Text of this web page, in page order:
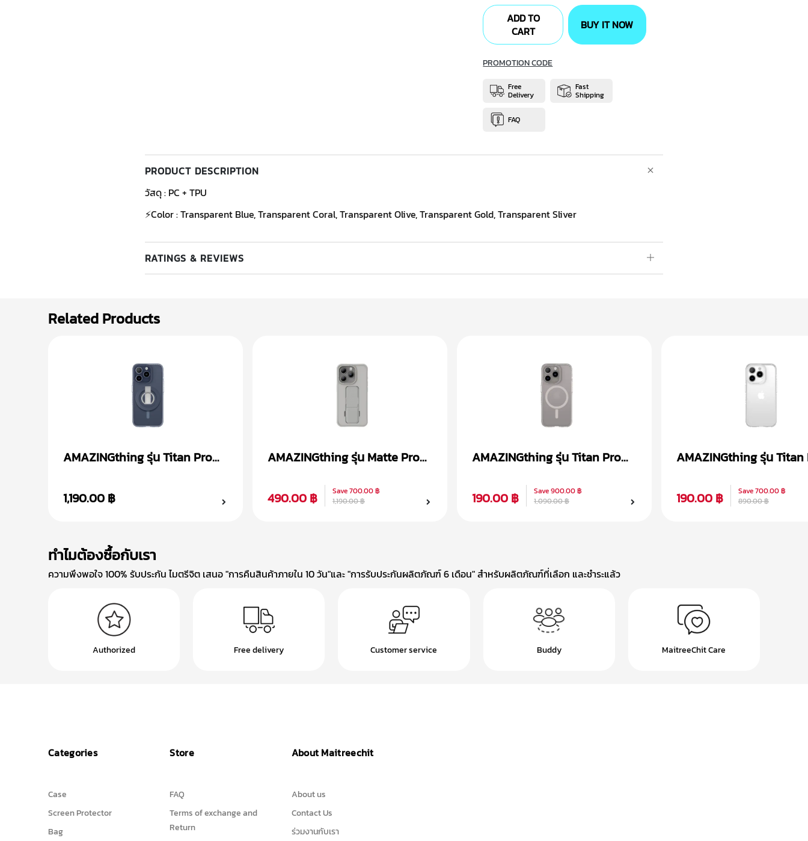
ADD TO
CART
BUY IT NOW
PROMOTION CODE
Free
Delivery
Fast
Shipping
FAQ
PRODUCT DESCRIPTION
วัสดุ : PC + TPU
⚡Color : Transparent Blue, Transparent Coral, Transparent Olive, Transparent Gold, Transparent Sliver
RATINGS & REVIEWS
Related Products
AMAZINGthing รุ่น Titan Pro
iPhone 15
1,190.00 ฿
AMAZINGthing รุ่น Matte Pro
490.00 ฿
Save700.00 ฿
1,190.00 ฿
AMAZINGthing รุ่น Titan Pro
190.00 ฿
Save900.00 ฿
1,090.00 ฿
AMAZINGthing รุ่น Titan
190.00 ฿
Save700.00 ฿
890.00 ฿
ทำไมต้องซื้อกับเรา
ความพึงพอใจ 100% รับประกัน ไมตรีจิต เสนอ "การคืนสินค้าภายใน 10 วัน"และ "การรับประกันผลิตภัณฑ์ 6 เดือน" สำหรับผลิตภัณฑ์ที่เลือก และชำระแล้ว
Authorized Free delivery Customer service Buddy MaitreeChit Care
Categories
Case
Screen Protector
Bag
Store
FAQ
Terms of exchange and
Return
About Maitreechit
About us
Contact Us
ร่วมงานกับเรา